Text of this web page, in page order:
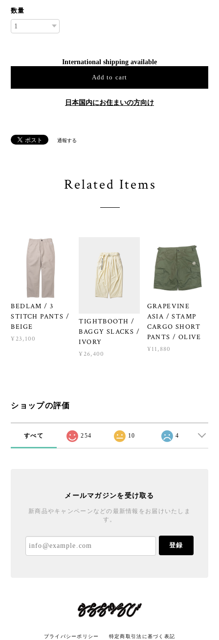
数量
International shipping available
Add to cart
日本国内にお住まいの方向け
通報する
Related Items
BEDLAM / 3
STITCH PANTS /
BEIGE
¥23,100
TIGHTBOOTH /
BAGGY SLACKS /
IVORY
¥26,400
GRAPEVINE
ASIA / STAMP
CARGO SHORT
PANTS / OLIVE
¥11,880
ショップの評価
すべて 254 10 4
メールマガジンを受け取る
新商品やキャンペーンなどの最新情報をお届けいたしま
す。
登録
プライバシーポリシー 特定商取引法に基づく表記